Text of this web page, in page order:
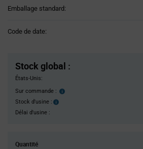
Emballage standard:
Code de date:
Stock global :
États-Unis:
Sur commande : Order
inventroy
Stock d'usine :
Stock
Délai d'usine :
Quantité